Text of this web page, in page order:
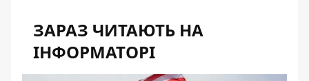
ЗАРАЗ ЧИТАЮТЬ НА
ІНФОРМАТОРІ